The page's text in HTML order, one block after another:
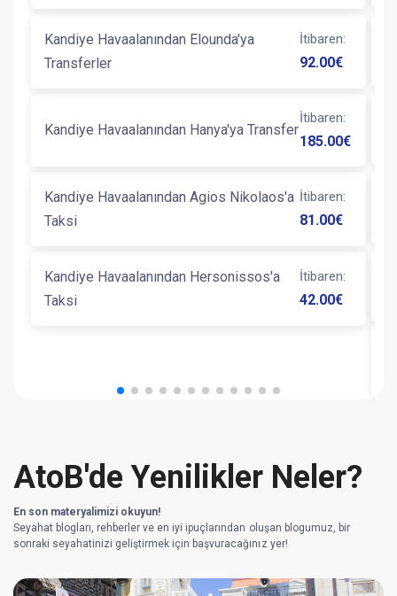
Kandiye Havaalanından Elounda'ya
Transferler
İtibaren:
92.00€
Kandiye Havaalanından Hanya'ya Transfer
İtibaren:
185.00€
Kandiye Havaalanından Agios Nikolaos'a
Taksi
İtibaren:
81.00€
Kandiye Havaalanından Hersonissos'a
Taksi
İtibaren:
42.00€
AtoB'de Yenilikler Neler?
En son materyalimizi okuyun!
Seyahat blogları, rehberler ve en iyi ipuçlarından oluşan blogumuz, bir
sonraki seyahatinizi geliştirmek için başvuracağınız yer!